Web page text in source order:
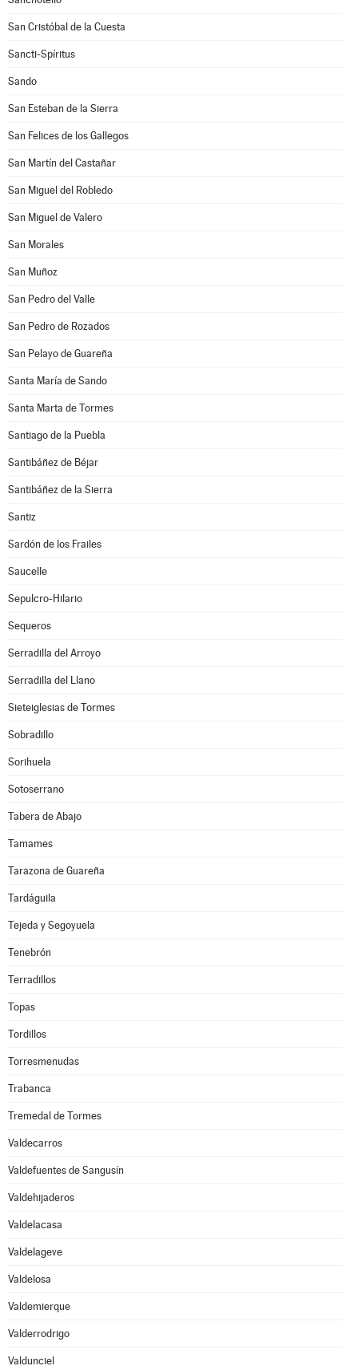
San Cristóbal de la Cuesta
Sancti-Spíritus
Sando
San Esteban de la Sierra
San Felices de los Gallegos
San Martín del Castañar
San Miguel del Robledo
San Miguel de Valero
San Morales
San Muñoz
San Pedro del Valle
San Pedro de Rozados
San Pelayo de Guareña
Santa María de Sando
Santa Marta de Tormes
Santiago de la Puebla
Santibáñez de Béjar
Santibáñez de la Sierra
Santiz
Sardón de los Frailes
Saucelle
Sepulcro-Hilario
Sequeros
Serradilla del Arroyo
Serradilla del Llano
Sieteiglesias de Tormes
Sobradillo
Sorihuela
Sotoserrano
Tabera de Abajo
Tamames
Tarazona de Guareña
Tardáguila
Tejeda y Segoyuela
Tenebrón
Terradillos
Topas
Tordillos
Torresmenudas
Trabanca
Tremedal de Tormes
Valdecarros
Valdefuentes de Sangusín
Valdehijaderos
Valdelacasa
Valdelageve
Valdelosa
Valdemierque
Valderrodrigo
Valdunciel